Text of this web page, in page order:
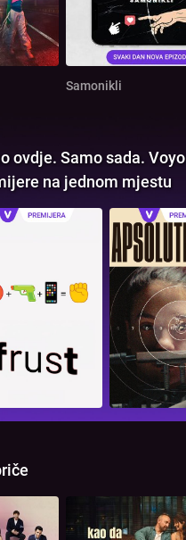
Samonikli
ovdje. Samo sada. Voyo
na jednom mjestu